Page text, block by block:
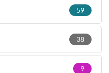
59
38
9